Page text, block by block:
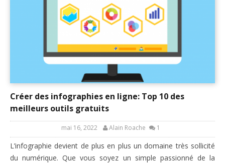
Créer des infographies en ligne: Top 10 des
meilleurs outils gratuits
mai 16, 2022 Alain Roache 1
L’infographie devient de plus en plus un domaine très sollicité
du numérique. Que vous soyez un simple passionné de la